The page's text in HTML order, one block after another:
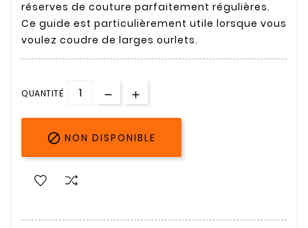
réserves de couture parfaitement régulières.
Ce guide est particulièrement utile lorsque vous
voulez coudre de larges ourlets.
QUANTITÉ
 NON DISPONIBLE